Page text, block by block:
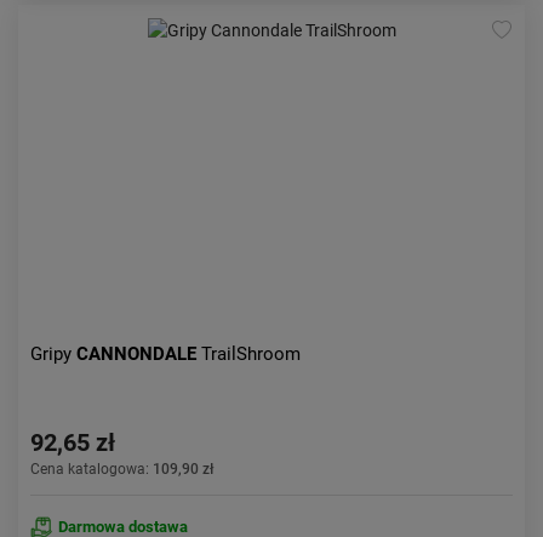
Gripy CANNONDALE TrailShroom
92,65 zł
Cena katalogowa: 109,90 zł
Darmowa dostawa